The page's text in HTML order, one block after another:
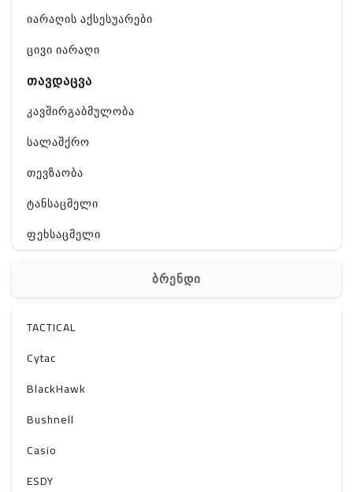
იარაღის აქსესუარები
ცივი იარაღი
თავდაცვა
კავშირგაბმულობა
სალაშქრო
თევზაობა
ტანსაცმელი
ფეხსაცმელი
სხვა
Off-Road
ბრენდი
TACTICAL
Cytac
BlackHawk
Bushnell
Casio
ESDY